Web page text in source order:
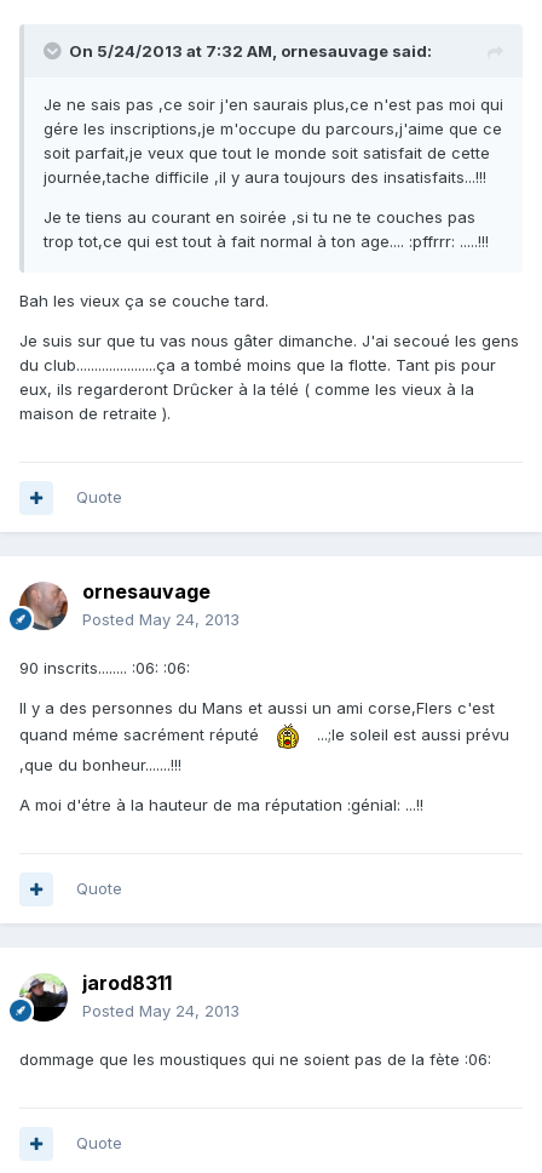
On 5/24/2013 at 7:32 AM, ornesauvage said:
Je ne sais pas ,ce soir j'en saurais plus,ce n'est pas moi qui
gére les inscriptions,je m'occupe du parcours,j'aime que ce
soit parfait,je veux que tout le monde soit satisfait de cette
journée,tache difficile ,il y aura toujours des insatisfaits...!!!
Je te tiens au courant en soirée ,si tu ne te couches pas
trop tot,ce qui est tout à fait normal à ton age.... :pffrrr: .....!!!
Bah les vieux ça se couche tard.
Je suis sur que tu vas nous gâter dimanche. J'ai secoué les gens
du club......................ça a tombé moins que la flotte. Tant pis pour
eux, ils regarderont Drûcker à la télé ( comme les vieux à la
maison de retraite ).
Quote
ornesauvage
Posted May 24, 2013
90 inscrits........ :06: :06:
Il y a des personnes du Mans et aussi un ami corse,Flers c'est
quand méme sacrément réputé
...;le soleil est aussi prévu
,que du bonheur.......!!!
A moi d'étre à la hauteur de ma réputation :génial: ...!!
Quote
jarod8311
Posted May 24, 2013
dommage que les moustiques qui ne soient pas de la fète :06:
Quote